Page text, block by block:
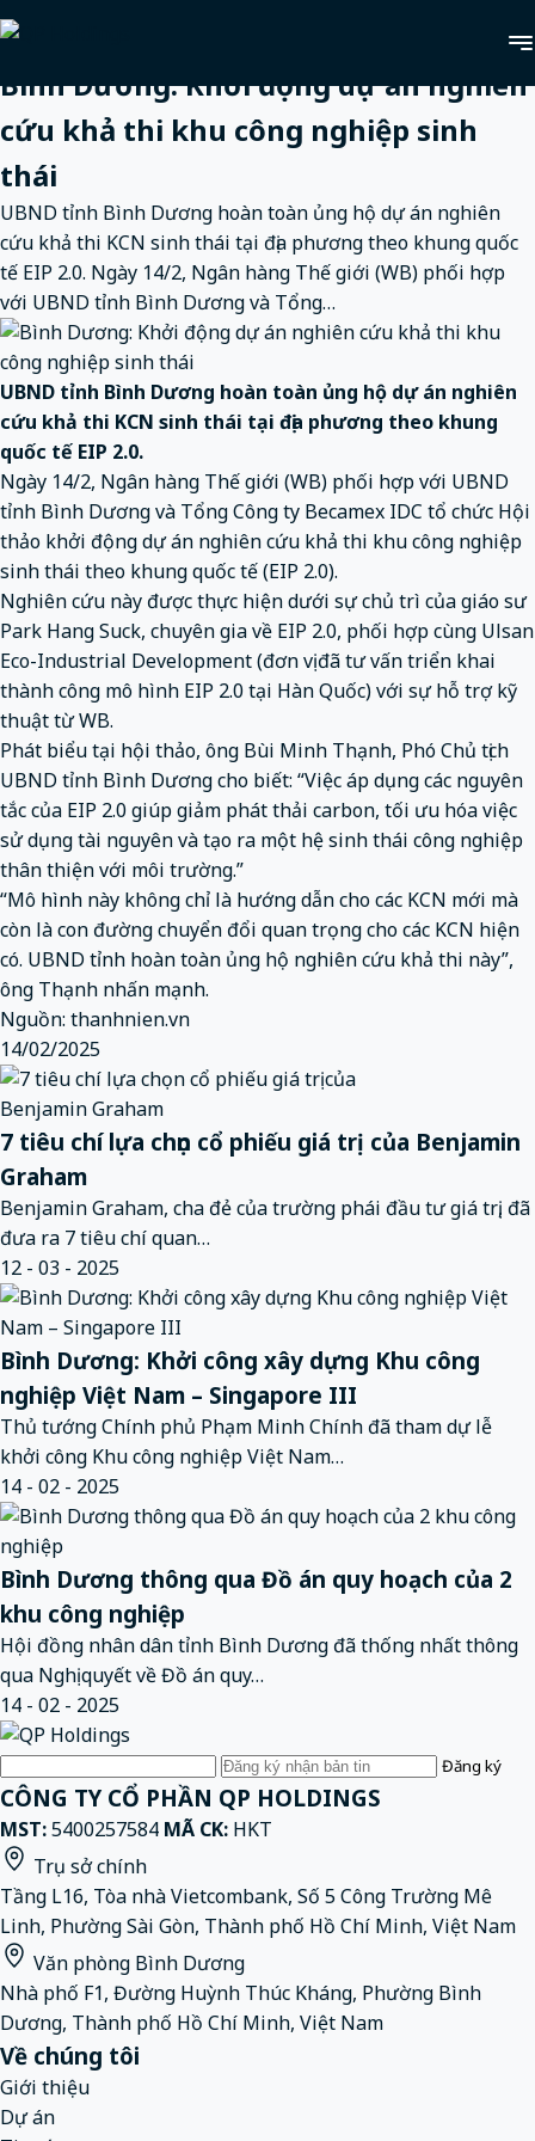
Trang chủ
động dự án nghiên cứu khả thi khu công nghiệp sinh thái
Bình Dương: Khởi động dự án nghiên
cứu khả thi khu công nghiệp sinh
thái
UBND tỉnh Bình Dương hoàn toàn ủng hộ dự án nghiên
cứu khả thi KCN sinh thái tại địa phương theo khung quốc
tế EIP 2.0. Ngày 14/2, Ngân hàng Thế giới (WB) phối hợp
với UBND tỉnh Bình Dương và Tổng…
UBND tỉnh Bình Dương hoàn toàn ủng hộ dự án nghiên
cứu khả thi KCN sinh thái tại địa phương theo khung
quốc tế EIP 2.0.
Ngày 14/2, Ngân hàng Thế giới (WB) phối hợp với UBND
tỉnh Bình Dương và Tổng Công ty Becamex IDC tổ chức Hội
thảo khởi động dự án nghiên cứu khả thi khu công nghiệp
sinh thái theo khung quốc tế (EIP 2.0).
Nghiên cứu này được thực hiện dưới sự chủ trì của giáo sư
Park Hang Suck, chuyên gia về EIP 2.0, phối hợp cùng Ulsan
Eco-Industrial Development (đơn vị đã tư vấn triển khai
thành công mô hình EIP 2.0 tại Hàn Quốc) với sự hỗ trợ kỹ
thuật từ WB.
Phát biểu tại hội thảo, ông Bùi Minh Thạnh, Phó Chủ tịch
UBND tỉnh Bình Dương cho biết: “Việc áp dụng các nguyên
tắc của EIP 2.0 giúp giảm phát thải carbon, tối ưu hóa việc
sử dụng tài nguyên và tạo ra một hệ sinh thái công nghiệp
thân thiện với môi trường.”
“Mô hình này không chỉ là hướng dẫn cho các KCN mới mà
còn là con đường chuyển đổi quan trọng cho các KCN hiện
có. UBND tỉnh hoàn toàn ủng hộ nghiên cứu khả thi này”,
ông Thạnh nhấn mạnh.
Nguồn: thanhnien.vn
14/02/2025
7 tiêu chí lựa chọn cổ phiếu giá trị của Benjamin
Graham
Benjamin Graham, cha đẻ của trường phái đầu tư giá trị, đã
đưa ra 7 tiêu chí quan…
12 - 03 - 2025
Bình Dương: Khởi công xây dựng Khu công
nghiệp Việt Nam – Singapore III
Thủ tướng Chính phủ Phạm Minh Chính đã tham dự lễ
khởi công Khu công nghiệp Việt Nam…
14 - 02 - 2025
Bình Dương thông qua Đồ án quy hoạch của 2
khu công nghiệp
Hội đồng nhân dân tỉnh Bình Dương đã thống nhất thông
qua Nghị quyết về Đồ án quy…
14 - 02 - 2025
Email Đăng ký
CÔNG TY CỔ PHẦN QP HOLDINGS
MST:5400257584 MÃ CK: HKT
Trụ sở chính
Tầng L16, Tòa nhà Vietcombank, Số 5 Công Trường Mê
Linh, Phường Sài Gòn, Thành phố Hồ Chí Minh, Việt Nam
Văn phòng Bình Dương
Nhà phố F1, Đường Huỳnh Thúc Kháng, Phường Bình
Dương, Thành phố Hồ Chí Minh, Việt Nam
Về chúng tôi
Giới thiệu
Dự án